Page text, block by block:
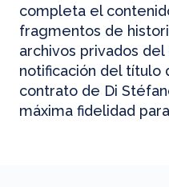
completa el
fragmentos de
archivos privados
notificación del título
contrato de Di
máxima fidelidad